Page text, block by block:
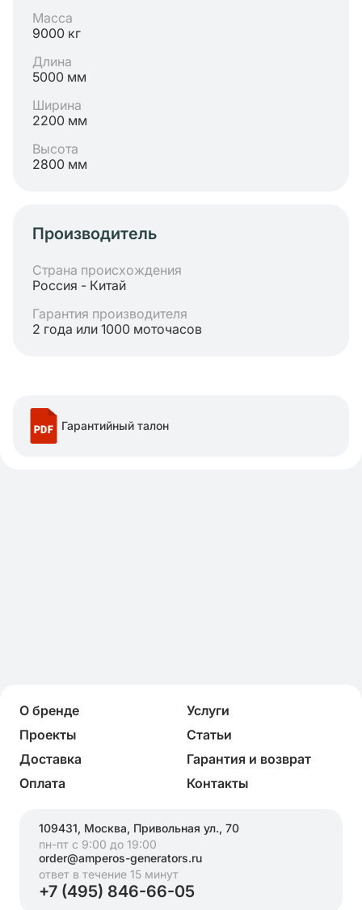
Масса
9000 кг
Длина
5000 мм
Ширина
2200 мм
Высота
2800 мм
Производитель
Страна происхождения
Россия - Китай
Гарантия производителя
2 года или 1000 моточасов
Гарантийный талон
О бренде
Услуги
Проекты
Статьи
Доставка
Гарантия и возврат
Оплата
Контакты
109431, Москва, Привольная ул., 70
пн-пт с 9:00 до 19:00
order@amperos-generators.ru
ответ в течение 15 минут
+7 (495) 846-66-05